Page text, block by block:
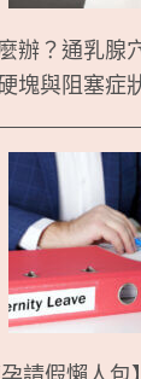
辦？通乳腺
塊與阻塞症